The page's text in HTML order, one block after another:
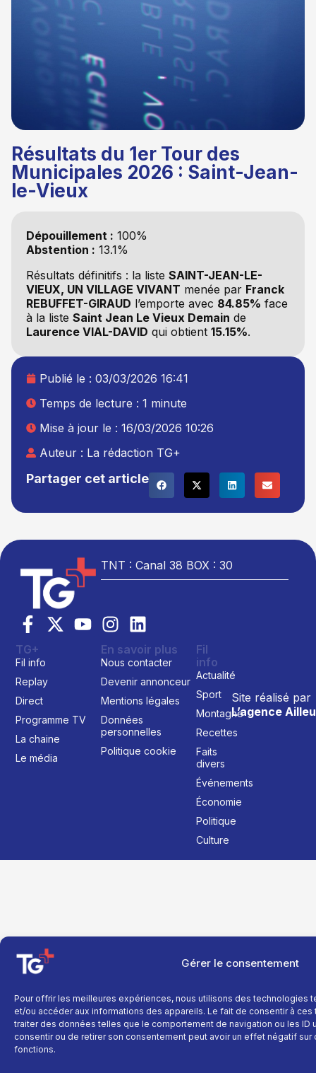
Gérer le consentement
Pour offrir les meilleures expériences, nous utilisons des technologies
et/ou accéder aux informations des appareils. Le fait de consentir à
traiter des données telles que le comportement de navigation ou les ID
consentir ou de retirer son consentement peut avoir un effet négatif
fonctions.
Résultats du 1er Tour des
Municipales 2026 : Saint-Jean-
le-Vieux
Dépouillement : 100%
Abstention : 13.1%
Résultats définitifs : la liste SAINT-JEAN-LE-
VIEUX, UN VILLAGE VIVANT menée par Franck
REBUFFET-GIRAUD l’emporte avec 84.85% face
à la liste Saint Jean Le Vieux Demain de
Laurence VIAL-DAVID qui obtient 15.15%.
Partager cet article
Publié le : 03/03/2026 16:41
Temps de lecture : 1 minute
Mise à jour le : 16/03/2026 10:26
Auteur : La rédaction TG+
TNT : Canal 38 BOX : 30
Site réalisé par
L’agence
TG+
Fil info
Replay
Direct
Programme TV
La chaine
Le média
En savoir plus
Nous contacter
Devenir annonceur
Mentions légales
Données
personnelles
Politique cookie
Fil
info
Actualité
Sport
Montagne
Recettes
Faits
divers
Événements
Économie
Politique
Culture